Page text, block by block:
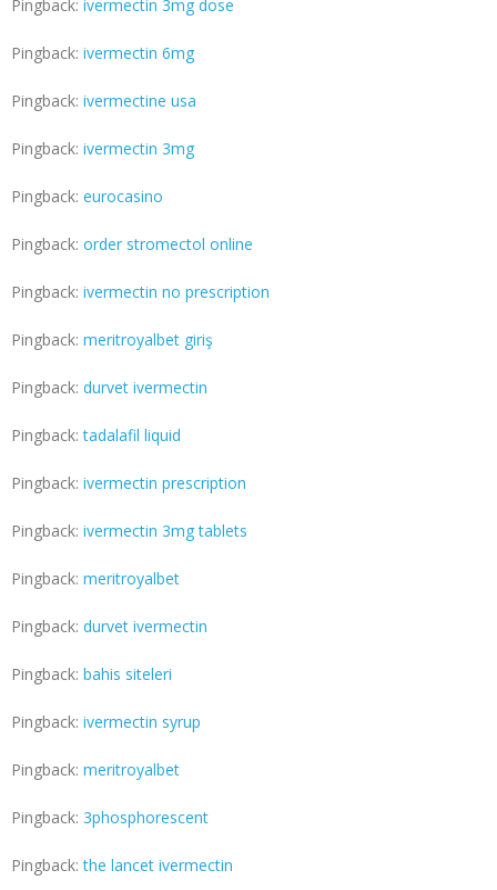
Pingback: ivermectin 3mg dose
Pingback: ivermectin 6mg
Pingback: ivermectine usa
Pingback: ivermectin 3mg
Pingback: eurocasino
Pingback: order stromectol online
Pingback: ivermectin no prescription
Pingback: meritroyalbet giriş
Pingback: durvet ivermectin
Pingback:tadalafil liquid
Pingback: ivermectin prescription
Pingback: ivermectin 3mg tablets
Pingback: meritroyalbet
Pingback: durvet ivermectin
Pingback: bahis siteleri
Pingback: ivermectin syrup
Pingback: meritroyalbet
Pingback: 3phosphorescent
Pingback:the lancet ivermectin